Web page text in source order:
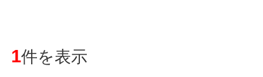
1件を表示